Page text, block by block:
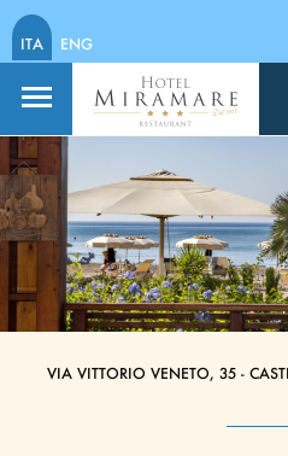
ITA ENG
VIA VITTORIO VENETO, 35 -